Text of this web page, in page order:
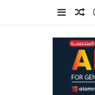
تسجيل الدخول
مقال عشوائي
إضافة عمود